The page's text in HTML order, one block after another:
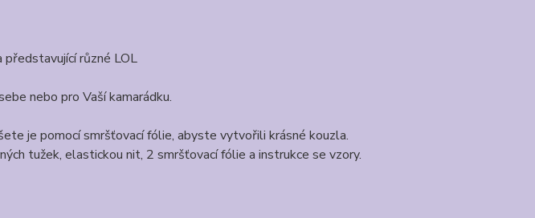
různé LOL
nebo pro Vaší kamarádku.
je pomocí smršťovací fólie, abyste vytvořili krásné kouzla.
tužek, elastickou nit, 2 smršťovací fólie a instrukce se vzory.